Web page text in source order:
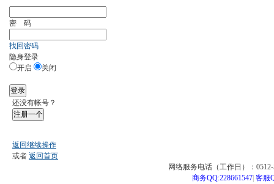
密 码
找回密码
隐身登录
开启
关闭
登录
还没有帐号？
注册一个
返回继续操作
或者 返回首页
网络服务电话（工作日）：
商务QQ:228661547| 客服